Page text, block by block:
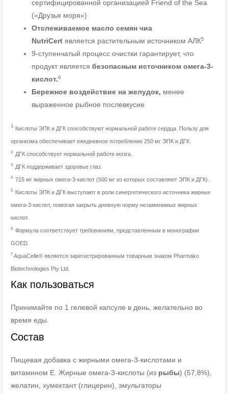
сертифицированной организацией Friend of the Sea
(«Друзья моря»)
Отслеживаемое масло семян чиа
NutriCert является растительным источником АЛК5
9-ступенчатый процесс очистки гарантирует, что
продукт являетсябезопасным источником омега-3-
кислот.6
Бережное воздействие на желудок, менее
выраженное рыбное послевкусие
1 Кислоты ЭПК и ДГК способствуют нормальной работе сердца. Пользу для
организма обеспечивает ежедневное потребление 250 мг ЭПК и ДГК.
2 ДГК способствует нормальной работе мозга.
3 ДГК поддерживает здоровье глаз.
4 715 мг жирных омега-3-кислот (500 мг из которых составляют ЭПК и ДГК).
5 Кислоты ЭПК и ДГК выступают в роли синергетического источника жирных
омега-3-кислот, помогая закрыть дневную норму незаменимых жирных
кислот.
6 Формула соответствует требованиям, представленным в монографии
GOED.
7 AquaCelle® является зарегистрированным товарным знаком Pharmako
Biotechnologies Pty Ltd.
Как пользоваться
Принимайте по 1 гелевой капсуле в день, желательно во
время еды.
Состав
Пищевая добавка с жирными омега-3-кислотами и
витамином Е. Жирные омега-3-кислоты (из рыбы) (57,8%),
желатин, хумектант (глицерин), эмульгаторы